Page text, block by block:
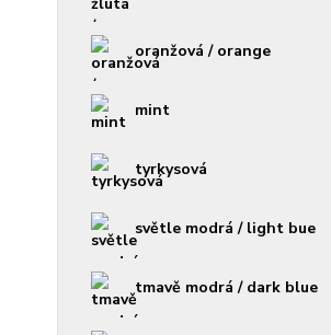
oranžová / orange
mint
tyrkysová
světle modrá / light bue
tmavě modrá / dark blue